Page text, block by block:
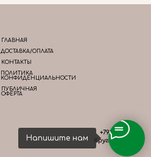
Напишите нам
ГЛАВНАЯ
ДОСТАВКА/ОПЛАТА
КОНТАКТЫ
ПОЛИТИКА
КОНФИДЕНЦИАЛЬНОСТИ
ПУБЛИЧНАЯ
ОФЕРТА
+79161667783
Круглосуточно